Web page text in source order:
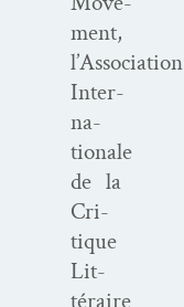
ment,
l’Association
Inter­
na­
tionale
de la
Cri­
tique
Lit­
téraire